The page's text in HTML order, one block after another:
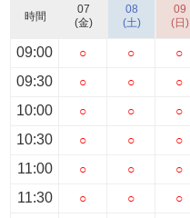
時間
09:00
09:30
10:00
10:30
11:00
11:30
07
(金)
○
○
○
○
○
○
08
(土)
○
○
○
○
○
○
09
(日)
○
○
○
○
○
○